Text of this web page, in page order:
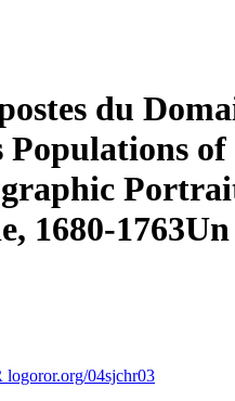
du
1680-1763
ror.org/04sjchr03